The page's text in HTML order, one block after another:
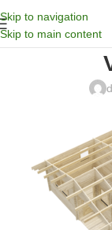
Skip to navigation
Skip to main content